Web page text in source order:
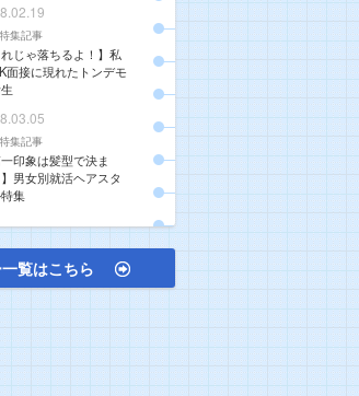
集記事
れじゃ落ちるよ！】私
面接に現れたトンデモ
集記事
一印象は髪型で決ま
男女別就活ヘアスタ
集
覧はこちら